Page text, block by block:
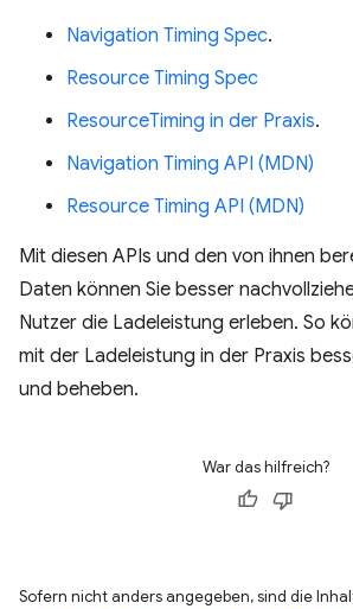
Navigation Timing Spec.
Resource Timing Spec
ResourceTiming in der Praxis.
Navigation Timing API (MDN)
Resource Timing API (MDN)
Mit diesen APIs und den von ihnen
Daten können Sie besser
Nutzer die Ladeleistung erleben. So
mit der Ladeleistung in der Praxis
und beheben.
War das hilfreich?
Sofern nicht anders angegeben, sind die